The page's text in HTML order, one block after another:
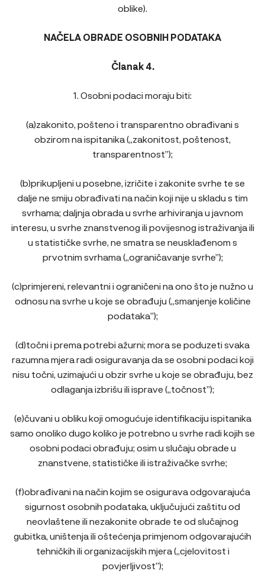
oblike).
NAČELA OBRADE OSOBNIH PODATAKA
Članak 4.
1. Osobni podaci moraju biti:
(a)zakonito, pošteno i transparentno obrađivani s
obzirom na ispitanika („zakonitost, poštenost,
transparentnost”);
(b)prikupljeni u posebne, izričite i zakonite svrhe te se
dalje ne smiju obrađivati na način koji nije u skladu s tim
svrhama; daljnja obrada u svrhe arhiviranja u javnom
interesu, u svrhe znanstvenog ili povijesnog istraživanja ili
u statističke svrhe, ne smatra se neusklađenom s
prvotnim svrhama („ograničavanje svrhe”);
(c)primjereni, relevantni i ograničeni na ono što je nužno u
odnosu na svrhe u koje se obrađuju („smanjenje količine
podataka”);
(d)točni i prema potrebi ažurni; mora se poduzeti svaka
razumna mjera radi osiguravanja da se osobni podaci koji
nisu točni, uzimajući u obzir svrhe u koje se obrađuju, bez
odlaganja izbrišu ili isprave („točnost”);
(e)čuvani u obliku koji omogućuje identifikaciju ispitanika
samo onoliko dugo koliko je potrebno u svrhe radi kojih se
osobni podaci obrađuju; osim u slučaju obrade u
znanstvene, statističke ili istraživačke svrhe;
(f)obrađivani na način kojim se osigurava odgovarajuća
sigurnost osobnih podataka, uključujući zaštitu od
neovlaštene ili nezakonite obrade te od slučajnog
gubitka, uništenja ili oštećenja primjenom odgovarajućih
tehničkih ili organizacijskih mjera („cjelovitost i
povjerljivost”);